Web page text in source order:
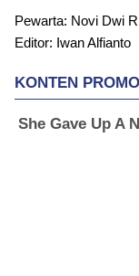
Pewarta: Novi Dwi R
Editor: Iwan Alfianto